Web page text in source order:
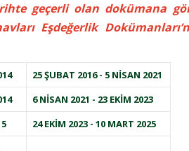
geçerli olan dokümana
Eşdeğerlik
25 ŞUBAT 2016 - 5 NİSAN 2021
6 NİSAN 2021 - 23 EKİM 2023
24 EKİM 2023 - 10 MART 2025